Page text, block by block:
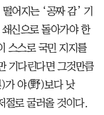
어지는 ‘공짜 감’ 기
신으로 돌아가야 한
스스로 국민 지지를
기다린다면 그것만큼
가 야(野)보다 낫
절로 굴러올 것이다.